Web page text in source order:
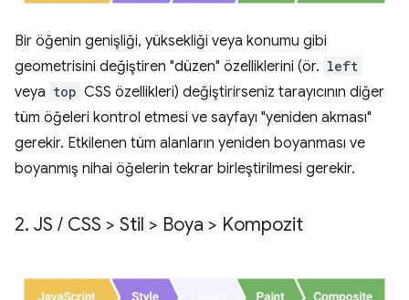
Bir öğenin genişliği, yüksekliği veya konumu gibi
geometrisini değiştiren "düzen" özelliklerini (ör. left
veya top CSS özellikleri) değiştirirseniz tarayıcının diğer
tüm öğeleri kontrol etmesi ve sayfayı "yeniden akması"
gerekir. Etkilenen tüm alanların yeniden boyanması ve
boyanmış nihai öğelerin tekrar birleştirilmesi gerekir.
2. JS / CSS > Stil > Boya > Kompozit